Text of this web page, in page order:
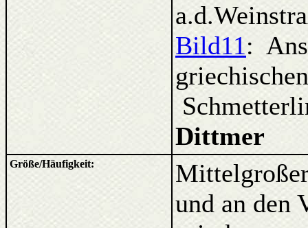
Bild11:
Dittmer
Größe/Häufigkeit:
und an den